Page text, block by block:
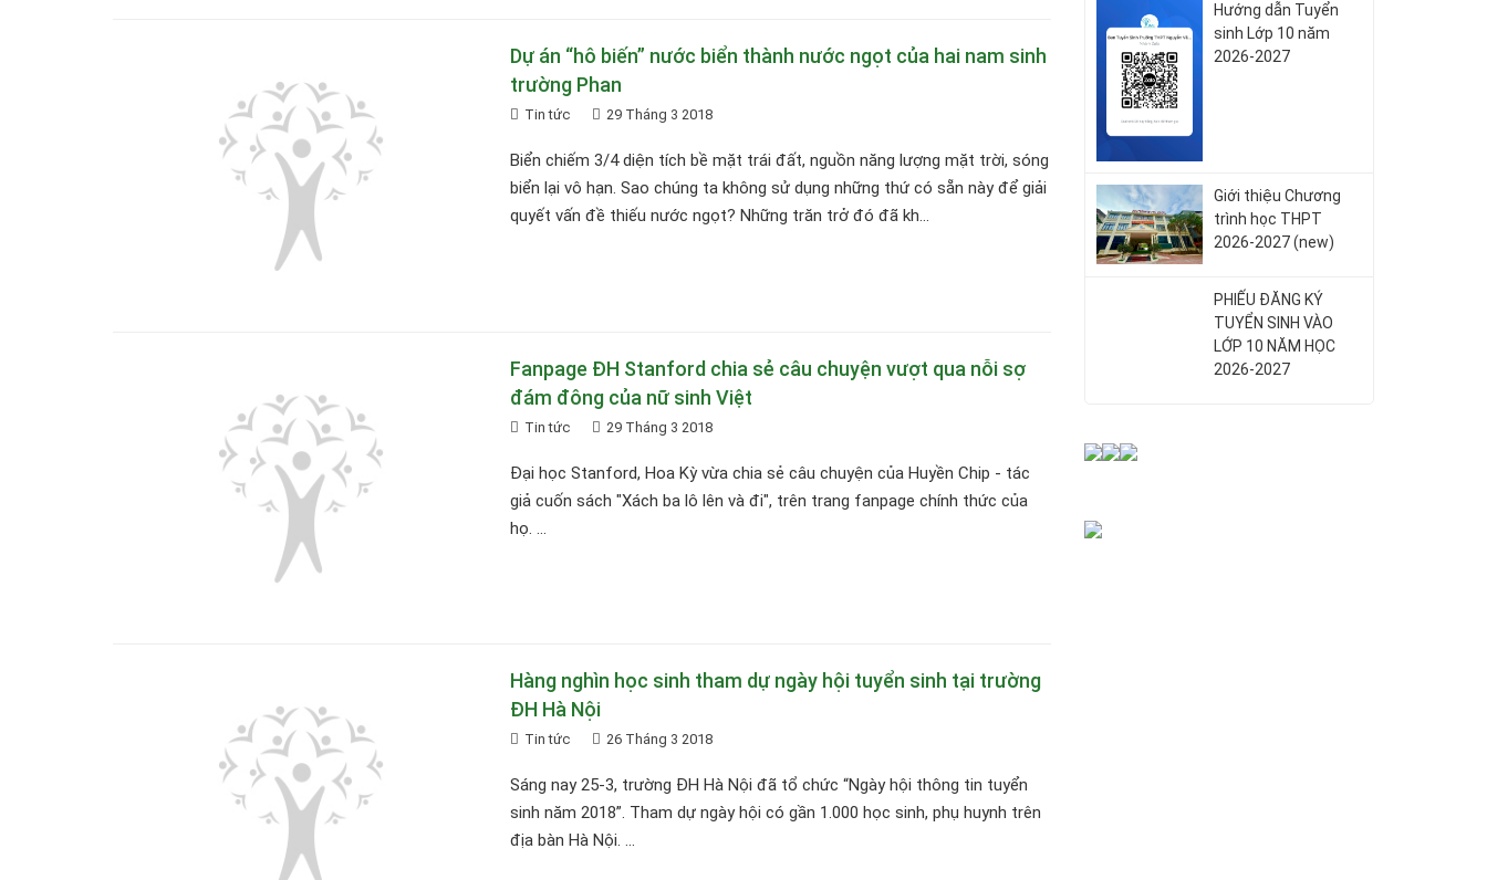
Dự án “hô biến” nước biển thành nước ngọt của hai nam sinh
trường Phan
Tin tức 29 Tháng 3 2018
Biển chiếm 3/4 diện tích bề mặt trái đất, nguồn năng lượng mặt trời, sóng
biển lại vô hạn. Sao chúng ta không sử dụng những thứ có sẵn này để giải
quyết vấn đề thiếu nước ngọt? Những trăn trở đó đã kh...
Fanpage ĐH Stanford chia sẻ câu chuyện vượt qua nỗi sợ
đám đông của nữ sinh Việt
Tin tức 29 Tháng 3 2018
Đại học Stanford, Hoa Kỳ vừa chia sẻ câu chuyện của Huyền Chip - tác
giả cuốn sách "Xách ba lô lên và đi", trên trang fanpage chính thức của
họ. ...
Hàng nghìn học sinh tham dự ngày hội tuyển sinh tại trường
ĐH Hà Nội
Tin tức 26 Tháng 3 2018
Sáng nay 25-3, trường ĐH Hà Nội đã tổ chức “Ngày hội thông tin tuyển
sinh năm 2018”. Tham dự ngày hội có gần 1.000 học sinh, phụ huynh trên
địa bàn Hà Nội. ...
Hướng dẫn Tuyển
sinh Lớp 10 năm
2026-2027
Giới thiệu Chương
trình học THPT
2026-2027 (new)
PHIẾU ĐĂNG KÝ
TUYỂN SINH VÀO
LỚP 10 NĂM HỌC
2026-2027